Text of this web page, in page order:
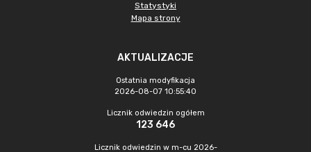
Statystyki
Mapa strony
AKTUALIZACJE
Ostatnia modyfikacja
2026-08-07 10:55:40
Licznik odwiedzin ogółem
123 646
Licznik odwiedzin w m-cu 2026-